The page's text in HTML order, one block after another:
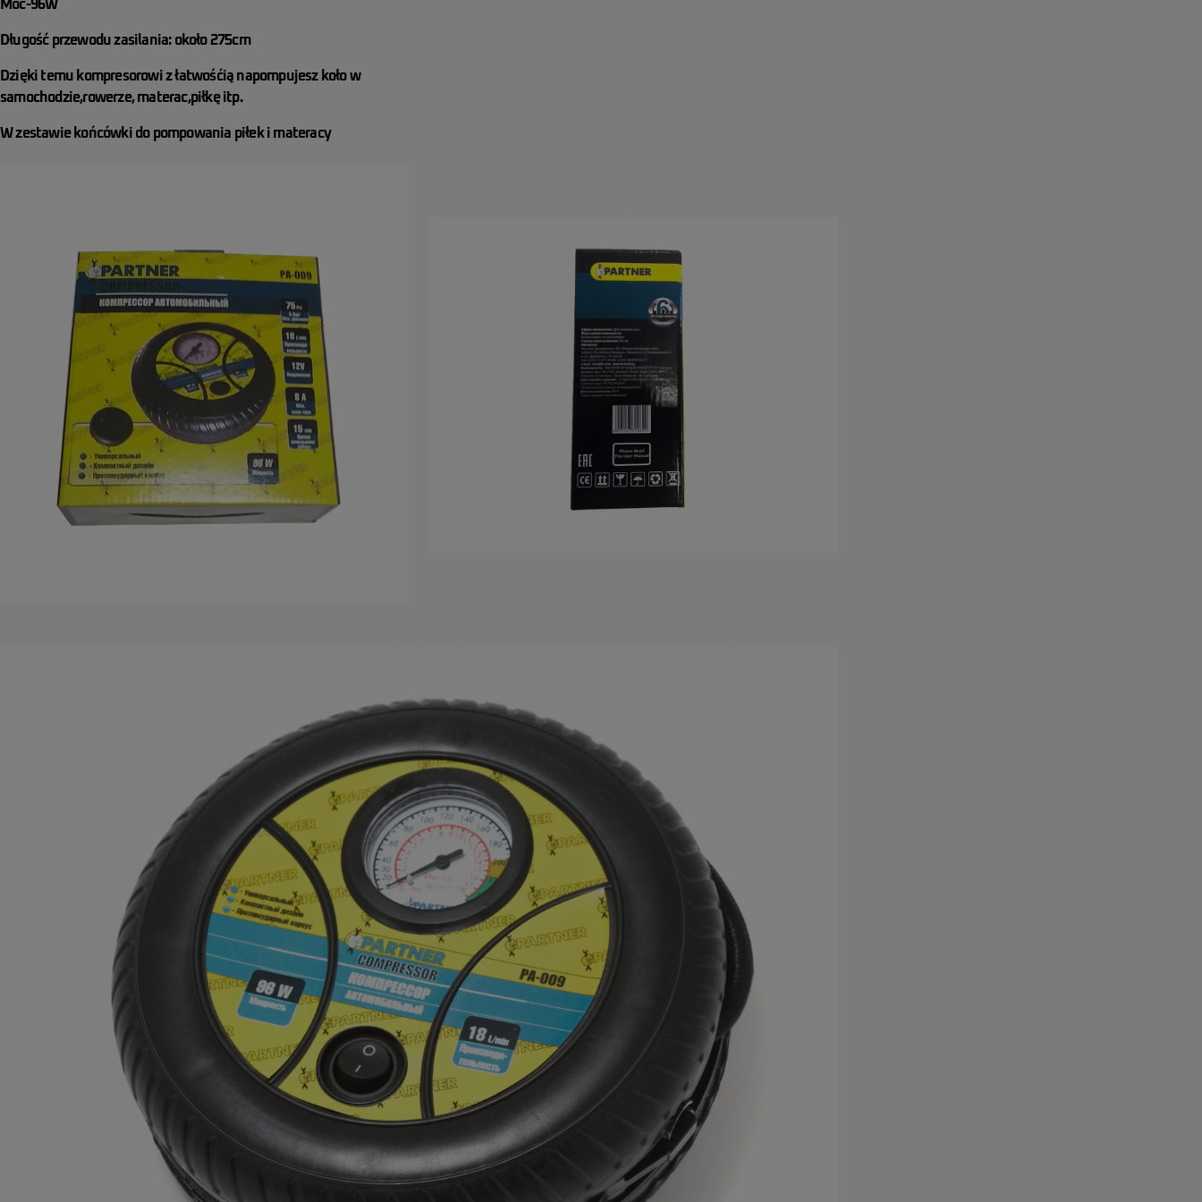
Moc-96W
Długość przewodu zasilania: około 275cm
Dzięki temu kompresorowi z łatwośćią napompujesz koło w
samochodzie,rowerze, materac,piłkę itp.
W zestawie końcówki do pompowania piłek i materacy